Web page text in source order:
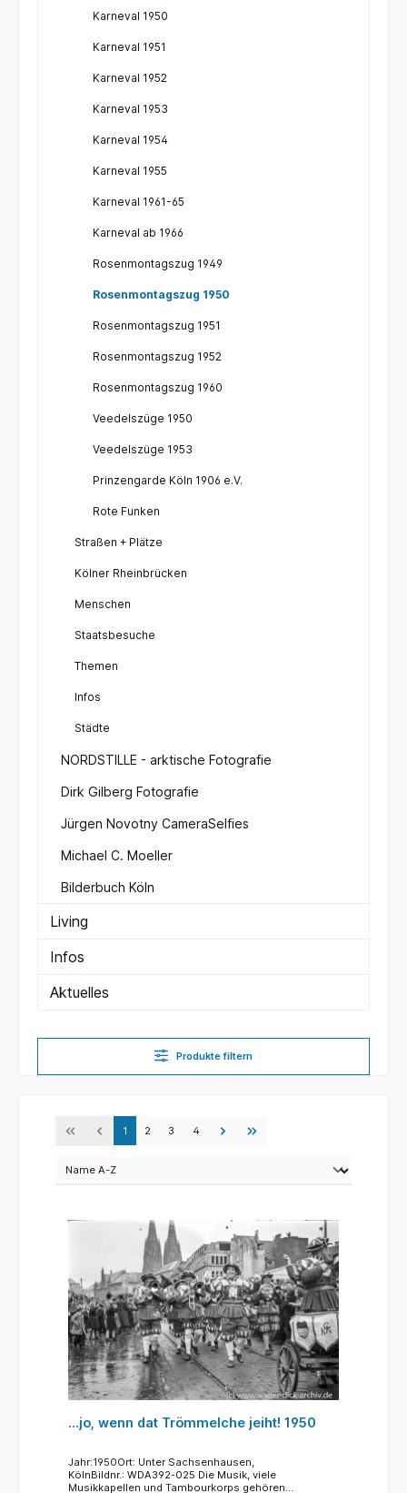
Karneval 1950
Karneval 1951
Karneval 1952
Karneval 1953
Karneval 1954
Karneval 1955
Karneval 1961-65
Karneval ab 1966
Rosenmontagszug 1949
Rosenmontagszug 1950
Rosenmontagszug 1951
Rosenmontagszug 1952
Rosenmontagszug 1960
Veedelszüge 1950
Veedelszüge 1953
Prinzengarde Köln 1906 e.V.
Rote Funken
Straßen + Plätze
Kölner Rheinbrücken
Menschen
Staatsbesuche
Themen
Infos
Städte
NORDSTILLE - arktische Fotografie
Dirk Gilberg Fotografie
Jürgen Novotny CameraSelfies
Michael C. Moeller
Bilderbuch Köln
Living
Infos
Aktuelles
Produkte filtern
1 2 3 4
...jo, wenn dat Trömmelche jeiht! 1950
Jahr:1950Ort: Unter Sachsenhausen,
KölnBildnr.: WDA392-025 Die Musik, viele
Musikkapellen und Tambourkorps gehören